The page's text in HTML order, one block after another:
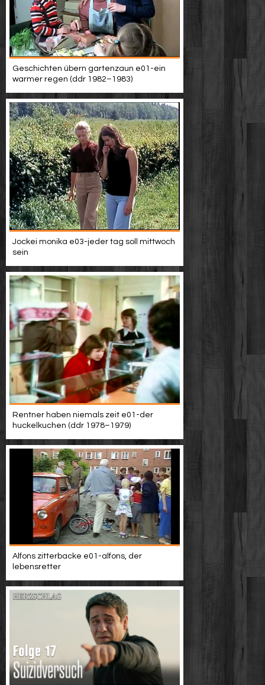
Geschichten übern gartenzaun e01-ein
warmer regen (ddr 1982–1983)
Jockei monika e03-jeder tag soll mittwoch
sein
Rentner haben niemals zeit e01-der
huckelkuchen (ddr 1978–1979)
Alfons zitterbacke e01-alfons, der
lebensretter